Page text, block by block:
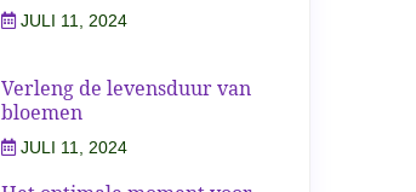
JULI 11, 2024
Verleng de levensduur van
bloemen
JULI 11, 2024